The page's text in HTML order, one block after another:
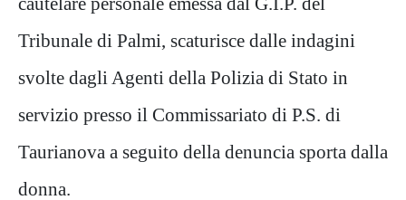
Tribunale di Palmi, scaturisce dalle indagini
svolte dagli Agenti della Polizia di Stato in
servizio presso il Commissariato di P.S. di
Taurianova a seguito della denuncia sporta dalla
donna.